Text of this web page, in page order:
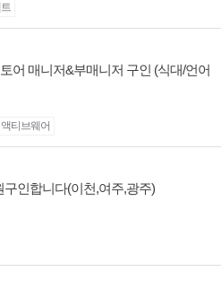
어 매니저&부매니저 구인 (식대/언어
액티브웨어
인합니다(이천,여주,광주)